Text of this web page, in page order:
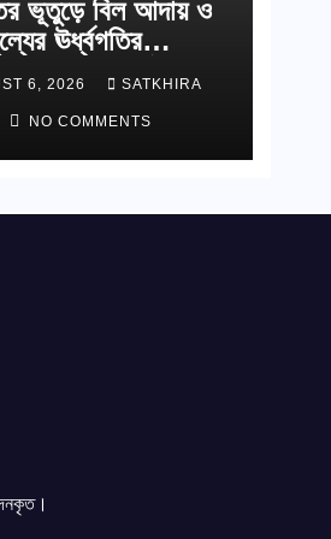
ভূতুড়ে বিল আদায় ও
ঊর্ধ্বগতির
অবস্থান কর্মসূচি ও
6, 2026 SATKHIRA
NO COMMENTS